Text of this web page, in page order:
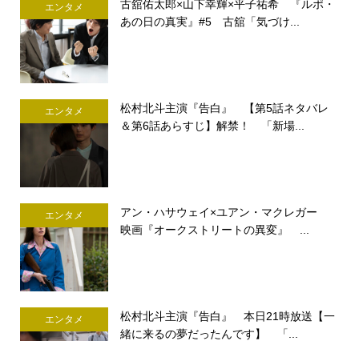
エンタメ
古舘佑太郎×山下幸輝×平子祐希 『ルポ・
あの日の真実』#5 古舘「気づけ...
エンタメ
松村北斗主演『告白』 【第5話ネタバレ
＆第6話あらすじ】解禁！ 「新場...
エンタメ
アン・ハサウェイ×ユアン・マクレガー
映画『オークストリートの異変』 ...
エンタメ
松村北斗主演『告白』 本日21時放送【一
緒に来るの夢だったんです】 「...